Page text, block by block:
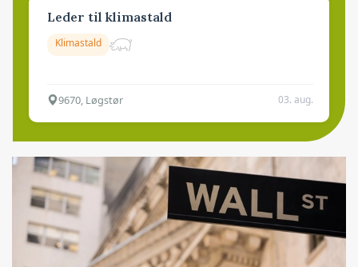
Leder til klimastald
Klimastald
9670, Løgstør 03. aug.